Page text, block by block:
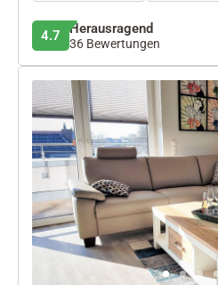
4.7 Herausragend
36 Bewertungen